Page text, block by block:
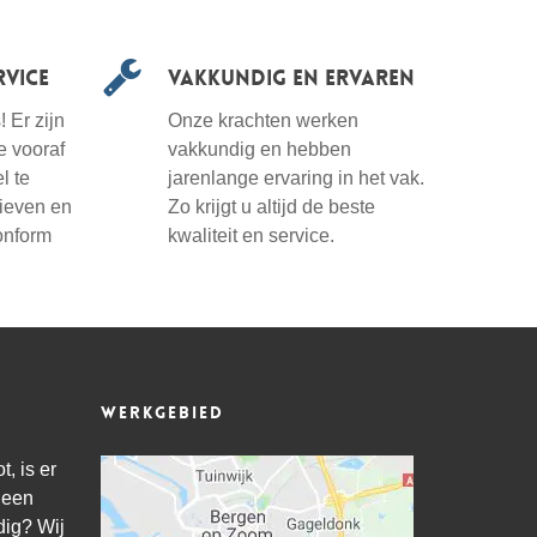
Er zijn
vooraf
te
en
Vakkundig en ervaren
Onze krachten werken
vakkundig en hebben
jarenlange ervaring in het vak.
Zo krijgt u altijd de beste
kwaliteit en service.
is er
Wij
Werkgebied